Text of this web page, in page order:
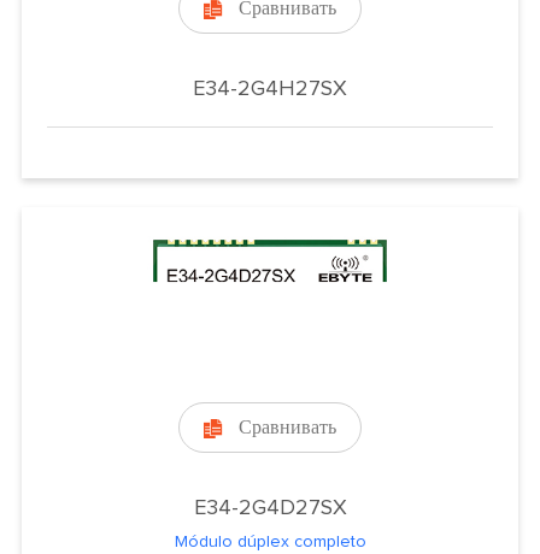
 Сравнивать
E34-2G4H27SX
 Сравнивать
E34-2G4D27SX
Módulo dúplex completo